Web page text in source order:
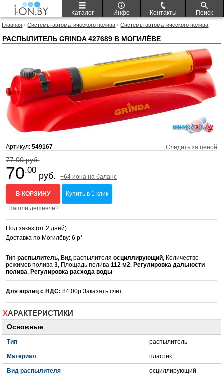
Каталог Инфо Контакты Поиск
Главная ›Системы автоматического полива ›Системы автоматического полива
РАСПЫЛИТЕЛЬ GRINDA 427689 В МОГИЛЁВЕ
Артикул:549167 Следить за ценой
77,00 руб.
70.00
руб. +64 иона на баланс
В КОРЗИНУ Купить в 1 клик
Нашли дешевле?
Под заказ (от 2 дней)
Доставка по Могилёву: 6 р*
Типраспылитель, Вид распылителяосциллирующий, Количество
режимов полива3, Площадь полива112 м2, Регулировка дальности
полива, Регулировка расхода воды
Для юрлиц с НДС: 84,00рЗаказать счёт
ХАРАКТЕРИСТИКИ
Основные
Тип распылитель
Материал пластик
Вид распылителя осциллирующий